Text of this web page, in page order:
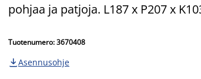
pohjaa ja patjoja. L187 x P207 x
Tuotenumero: 3670408
 Asennusohje